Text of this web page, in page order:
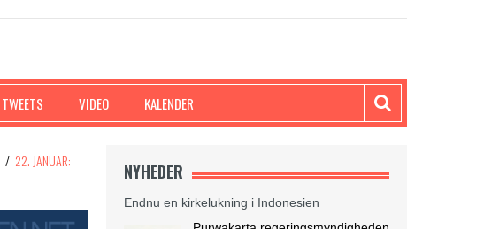
TWEETS VIDEO KALENDER
/ 22. JANUAR:
NYHEDER
Endnu en kirkelukning i Indonesien